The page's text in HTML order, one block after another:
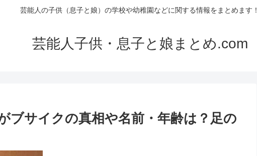
芸能人の子供（息子と娘）の学校や幼稚園などに関する情報をまとめます！
芸能人子供・息子と娘まとめ.com
ブサイクの真相や名前・年齢は？足の